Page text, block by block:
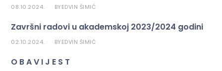
08.10.2024. BYEDVIN ŠIMIĆ
Završni radovi u akademskoj 2023/2024 godini
02.10.2024. BYEDVIN ŠIMIĆ
O B A V I J E S T